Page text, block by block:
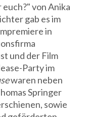
von Anika
gab es im
in
und der Film
Party im
waren neben
Springer
sowie